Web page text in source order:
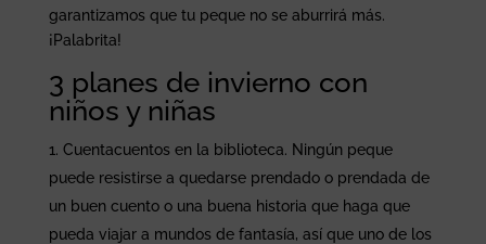
garantizamos que tu peque no se aburrirá más.
¡Palabrita!
3 planes de invierno con
niños y niñas
Cuentacuentos en la biblioteca. Ningún peque
puede resistirse a quedarse prendado o prendada de
un buen cuento o una buena historia que haga que
pueda viajar a mundos de fantasía, así que uno de los